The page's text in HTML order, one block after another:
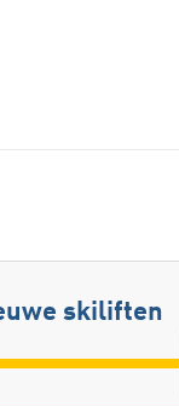
skiliften